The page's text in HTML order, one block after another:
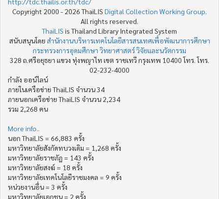
Copyright 2000 - 2026 ThaiLIS Digital Collection Working Group
All rights reserved.
ThaiLIS is Thailand Library Integrated System
สนับสนุนโดย สำนักงานบริหารเทคโนโลยีสารสนเทศเพื่อพัฒนาการศึกษา
กระทรวงการอุดมศึกษา วิทยาศาสตร์ วิจัยและนวัตกรรม
328 ถ.ศรีอยุธยา แขวง ทุ่งพญาไท เขต ราชเทวี กรุงเทพ 10400 โทร. โทร.
02-232-4000
กำลัง ออน์ไลน์
ภายในเครือข่าย ThaiLIS จำนวน 34
ภายนอกเครือข่าย ThaiLIS จำนวน 2,234
รวม 2,268 คน
More info..
นอก ThaiLIS = 66,883 ครั้ง
มหาวิทยาลัยสังกัดทบวงเดิม = 1,268 ครั้ง
มหาวิทยาลัยราชภัฏ = 143 ครั้ง
มหาวิทยาลัยสงฆ์ = 18 ครั้ง
มหาวิทยาลัยเทคโนโลยีราชมงคล = 9 ครั้ง
หน่วยงานอื่น = 3 ครั้ง
มหาวิทยาลัยเอกชน = 2 ครั้ง